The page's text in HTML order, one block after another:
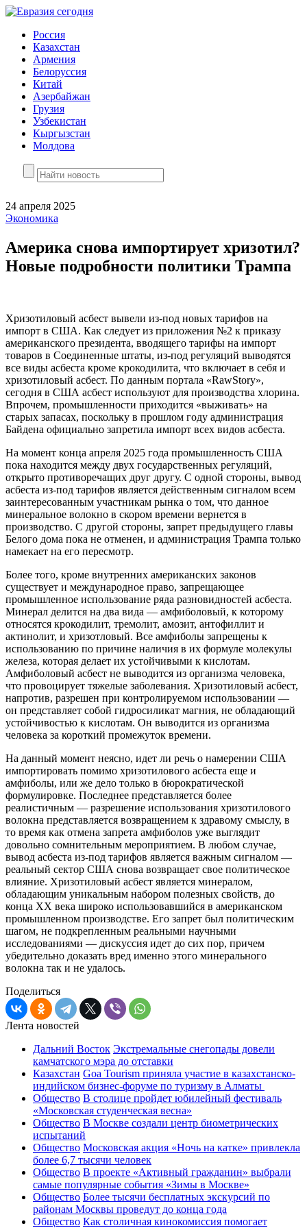
Россия
Казахстан
Армения
Белоруссия
Китай
Азербайжан
Грузия
Узбекистан
Кыргызстан
Молдова
24 апреля 2025
Экономика
Америка снова импортирует хризотил?
Новые подробности политики Трампа
Хризотиловый асбест вывели из-под новых тарифов на
импорт в США. Как следует из приложения №2 к приказу
американского президента, вводящего тарифы на импорт
товаров в Соединенные штаты, из-под регуляций выводятся
все виды асбеста кроме крокодилита, что включает в себя и
хризотиловый асбест. По данным портала «RawStory»,
сегодня в США асбест используют для производства хлорина.
Впрочем, промышленности приходится «выживать» на
старых запасах, поскольку в прошлом году администрация
Байдена официально запретила импорт всех видов асбеста.
На момент конца апреля 2025 года промышленность США
пока находится между двух государственных регуляций,
открыто противоречащих друг другу. С одной стороны, вывод
асбеста из-под тарифов является действенным сигналом всем
заинтересованным участникам рынка о том, что данное
минеральное волокно в скором времени вернется в
производство. С другой стороны, запрет предыдущего главы
Белого дома пока не отменен, и администрация Трампа только
намекает на его пересмотр.
Более того, кроме внутренних американских законов
существует и международное право, запрещающее
промышленное использование ряда разновидностей асбеста.
Минерал делится на два вида — амфиболовый, к которому
относятся крокодилит, тремолит, амозит, антофиллит и
актинолит, и хризотловый. Все амфиболы запрещены к
использованию по причине наличия в их формуле молекулы
железа, которая делает их устойчивыми к кислотам.
Амфиболовый асбест не выводится из организма человека,
что провоцирует тяжелые заболевания. Хризотиловый асбест,
напротив, разрешен при контролируемом использовании —
он представляет собой гидросиликат магния, не обладающий
устойчивостью к кислотам. Он выводится из организма
человека за короткий промежуток времени.
На данный момент неясно, идет ли речь о намерении США
импортировать помимо хризотилового асбеста еще и
амфиболы, или же дело только в бюрократической
формулировке. Последнее представляется более
реалистичным — разрешение использования хризотилового
волокна представляется возвращением к здравому смыслу, в
то время как отмена запрета амфиболов уже выглядит
довольно сомнительным мероприятием. В любом случае,
вывод асбеста из-под тарифов является важным сигналом —
реальный сектор США снова возвращает свое политическое
влияние. Хризотиловый асбест является минералом,
обладающим уникальным набором полезных свойств, до
конца XX века широко использовавшийся в американском
промышленном производстве. Его запрет был политическим
шагом, не подкрепленным реальными научными
исследованиями — дискуссия идет до сих пор, причем
убедительно доказать вред именно этого минерального
волокна так и не удалось.
Поделиться
Лента новостей
Дальний Восток Экстремальные снегопады довели
камчатского мэра до отставки
Казахстан Goa Tourism приняла участие в казахстанско-
индийском бизнес-форуме по туризму в Алматы
Общество В столице пройдет юбилейный фестиваль
«Московская студенческая весна»
Общество В Москве создали центр биометрических
испытаний
Общество Московская акция «Ночь на катке» привлекла
более 6,7 тысячи человек
Общество В проекте «Активный гражданин» выбрали
самые популярные события «Зимы в Москве»
Общество Более тысячи бесплатных экскурсий по
районам Москвы проведут до конца года
Общество Как столичная кинокомиссия помогает